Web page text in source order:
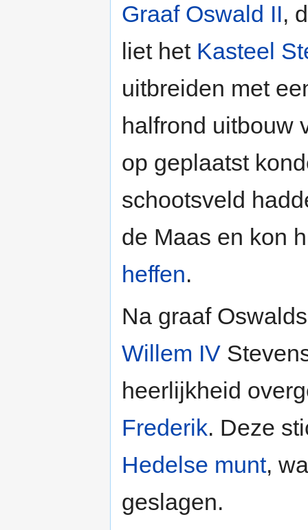
Graaf Oswald II,
liet het Kasteel
uitbreiden met
halfrond uitbouw
op geplaatst
schootsveld
de Maas en kon
heffen.
Na graaf
Willem IV
heerlijkheid
Frederik. Deze
Hedelse munt,
geslagen.